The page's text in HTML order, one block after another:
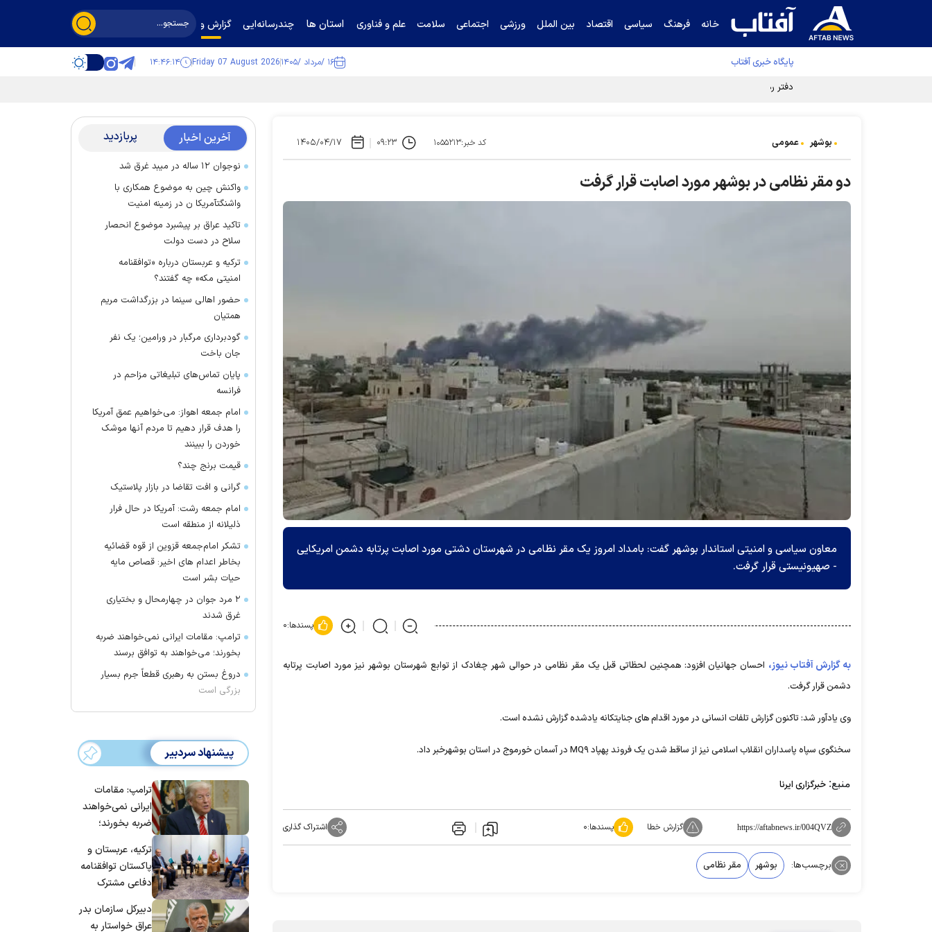
خانه فرهنگ سیاسی اقتصاد بین الملل ورزشی اجتماعی سلامت علم و فناوری استان ها چندرسانه‌ایی گزارش و گفت‌وگو
پایگاه خبری آفتاب ۱۶ /مرداد /۱۴۰۵ Friday 07 August 2026 ۱۴:۴۶:۱۵
دفتر رهبر انقلاب ادعای خرازی درباره پزشکیان را تکذیب کرد
بوشهر عمومی کد خبر:۱۰۵۵۲۱۳ ۰۹:۲۳ ۱۴۰۵/۰۴/۱۷
دو مقر نظامی در بوشهر مورد اصابت قرار گرفت
معاون سیاسی و امنیتی استاندار بوشهر گفت: بامداد امروز یک مقر نظامی در شهرستان دشتی مورد اصابت پرتابه دشمن امریکایی
- صهیونیستی قرار گرفت.
پسندها:۰
به گزارش آفتاب نیوز، احسان جهانیان افزود: همچنین لحظاتی قبل یک مقر نظامی در حوالی شهر چغادک از توابع شهرستان بوشهر نیز مورد اصابت پرتابه
دشمن قرار گرفت.
وی یادآور شد: تاکنون گزارش تلفات انسانی در مورد اقدام های جنایتکانه یادشده گزارش نشده است.
سخنگوی سپاه پاسداران انقلاب اسلامی نیز از ساقط شدن یک فروند پهپاد MQ۹ در آسمان خورموج در استان بوشهرخبر داد.
منبع: خبرگزاری ایرنا
https://aftabnews.ir/004QVZ گزارش خطا پسندها:۰ اشتراک گذاری
برچسب‌ها: بوشهر مقر نظامی
آخرین اخبار پربازدید
نوجوان ۱۲ ساله در میبد غرق شد
واکنش چین به موضوع همکاری با
واشنگتآمریکا ن در زمینه امنیت
تاکید عراق بر پیشبرد موضوع انحصار
سلاح در دست دولت
ترکیه و عربستان درباره «توافقنامه
امنیتی مکه» چه گفتند؟
حضور اهالی سینما در بزرگداشت مریم
همتیان
گودبرداری مرگبار در ورامین؛ یک نفر
جان باخت
پایان تماس‌های تبلیغاتی مزاحم در
فرانسه
امام جمعه اهواز: می‌خواهیم عمق آمریکا
را هدف قرار دهیم تا مردم آنها موشک
خوردن را ببینند
قیمت برنج چند؟
گرانی و افت تقاضا در بازار پلاستیک
امام جمعه رشت: آمریکا در حال فرار
ذلیلانه از منطقه است
تشکر امام‌جمعه قزوین از قوه قضائیه
بخاطر اعدام های اخیر: قصاص مایه
حیات بشر است
۲ مرد جوان در چهارمحال و بختیاری
غرق شدند
ترامپ: مقامات ایرانی نمی‌خواهند ضربه
بخورند؛ می‌خواهند به توافق برسند
دروغ بستن به رهبری قطعاً جرم بسیار
بزرگی است
پیشنهاد سردبیر
ترامپ: مقامات
ایرانی نمی‌خواهند
ضربه بخورند؛
توافق برسند
ترکیه، عربستان و
پاکستان توافقنامه
دفاعی مشترک
دبیرکل سازمان بدر
عراق خواستار به